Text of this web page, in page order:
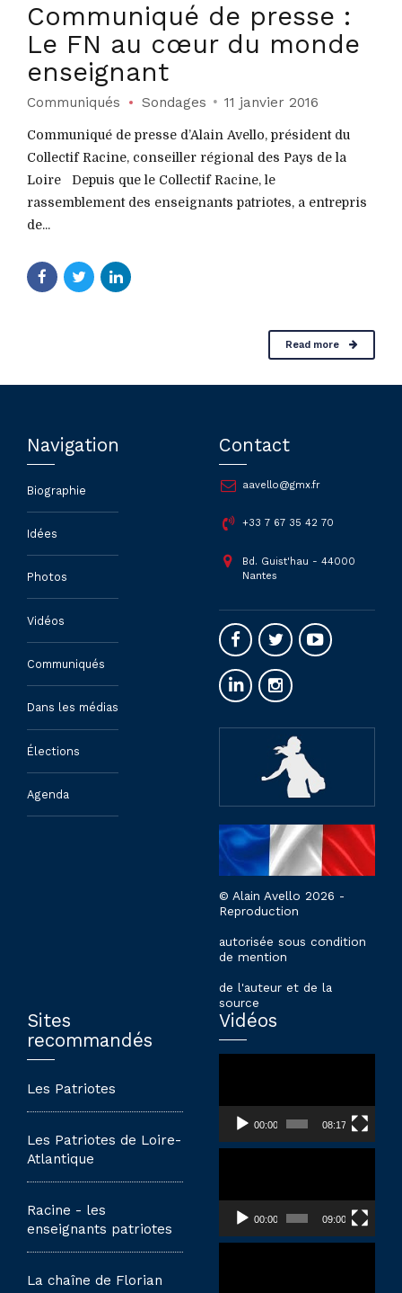
Communiqué de presse :
Le FN au cœur du monde
enseignant
Communiqués Sondages 11 janvier 2016
Communiqué de presse d’Alain Avello, président du
Collectif Racine, conseiller régional des Pays de la
Loire Depuis que le Collectif Racine, le
rassemblement des enseignants patriotes, a entrepris
de...
Read more
Navigation
Biographie
Idées
Photos
Vidéos
Communiqués
Dans les médias
Élections
Agenda
Contact
aavello@gmx.fr
+33 7 67 35 42 70
Bd. Guist'hau - 44000
Nantes
© Alain Avello 2026 -
Reproduction
autorisée sous condition
de mention
de l'auteur et de la
source
Sites
recommandés
Les Patriotes
Les Patriotes de Loire-
Atlantique
Racine - les
enseignants patriotes
La chaîne de Florian
Vidéos
00:00 08:17
00:00 09:00